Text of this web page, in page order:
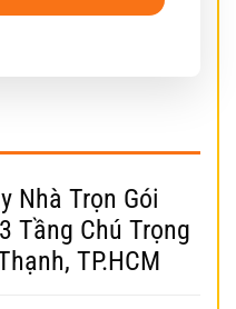
Nhà Trọn Gói
Tầng Chú Trọng
TP.HCM